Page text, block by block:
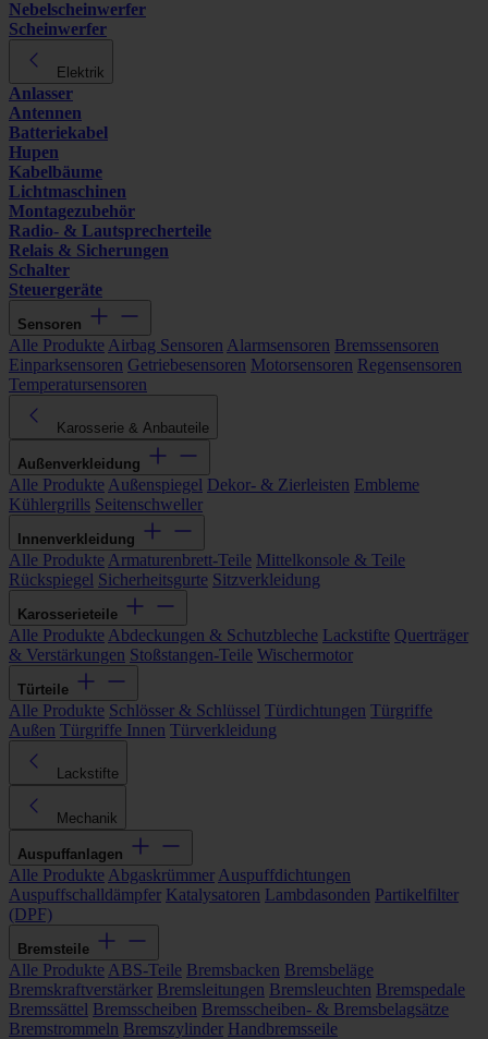
Nebelscheinwerfer
Scheinwerfer
Elektrik
Anlasser
Antennen
Batteriekabel
Hupen
Kabelbäume
Lichtmaschinen
Montagezubehör
Radio- & Lautsprecherteile
Relais & Sicherungen
Schalter
Steuergeräte
Sensoren
Alle Produkte Airbag Sensoren Alarmsensoren Bremssensoren
Einparksensoren Getriebesensoren Motorsensoren Regensensoren
Temperatursensoren
Karosserie & Anbauteile
Außenverkleidung
Alle Produkte Außenspiegel Dekor- & Zierleisten Embleme
Kühlergrills Seitenschweller
Innenverkleidung
Alle Produkte Armaturenbrett-Teile Mittelkonsole & Teile
Rückspiegel Sicherheitsgurte Sitzverkleidung
Karosserieteile
Alle Produkte Abdeckungen & Schutzbleche Lackstifte Querträger
& Verstärkungen Stoßstangen-Teile Wischermotor
Türteile
Alle Produkte Schlösser & Schlüssel Türdichtungen Türgriffe
Außen Türgriffe Innen Türverkleidung
Lackstifte
Mechanik
Auspuffanlagen
Alle Produkte Abgaskrümmer Auspuffdichtungen
Auspuffschalldämpfer Katalysatoren Lambdasonden Partikelfilter
(DPF)
Bremsteile
Alle Produkte ABS-Teile Bremsbacken Bremsbeläge
Bremskraftverstärker Bremsleitungen Bremsleuchten Bremspedale
Bremssättel Bremsscheiben Bremsscheiben- & Bremsbelagsätze
Bremstrommeln Bremszylinder Handbremsseile